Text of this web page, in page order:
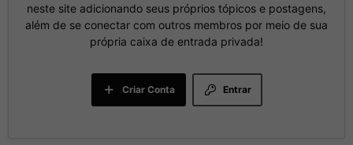
neste site adicionando seus próprios tópicos e postagens,
além de se conectar com outros membros por meio de sua
própria caixa de entrada privada!
Entrar
Criar Conta